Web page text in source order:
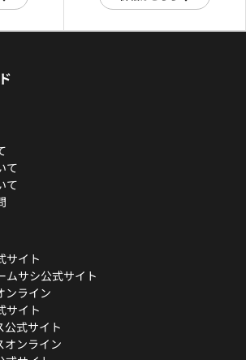
て
て
サイト
ムサシ公式サイト
ンライン
サイト
公式サイト
オンライン